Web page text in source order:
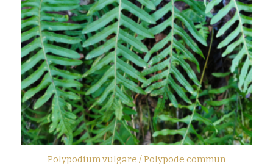
Polypodium vulgare / Polypode commun